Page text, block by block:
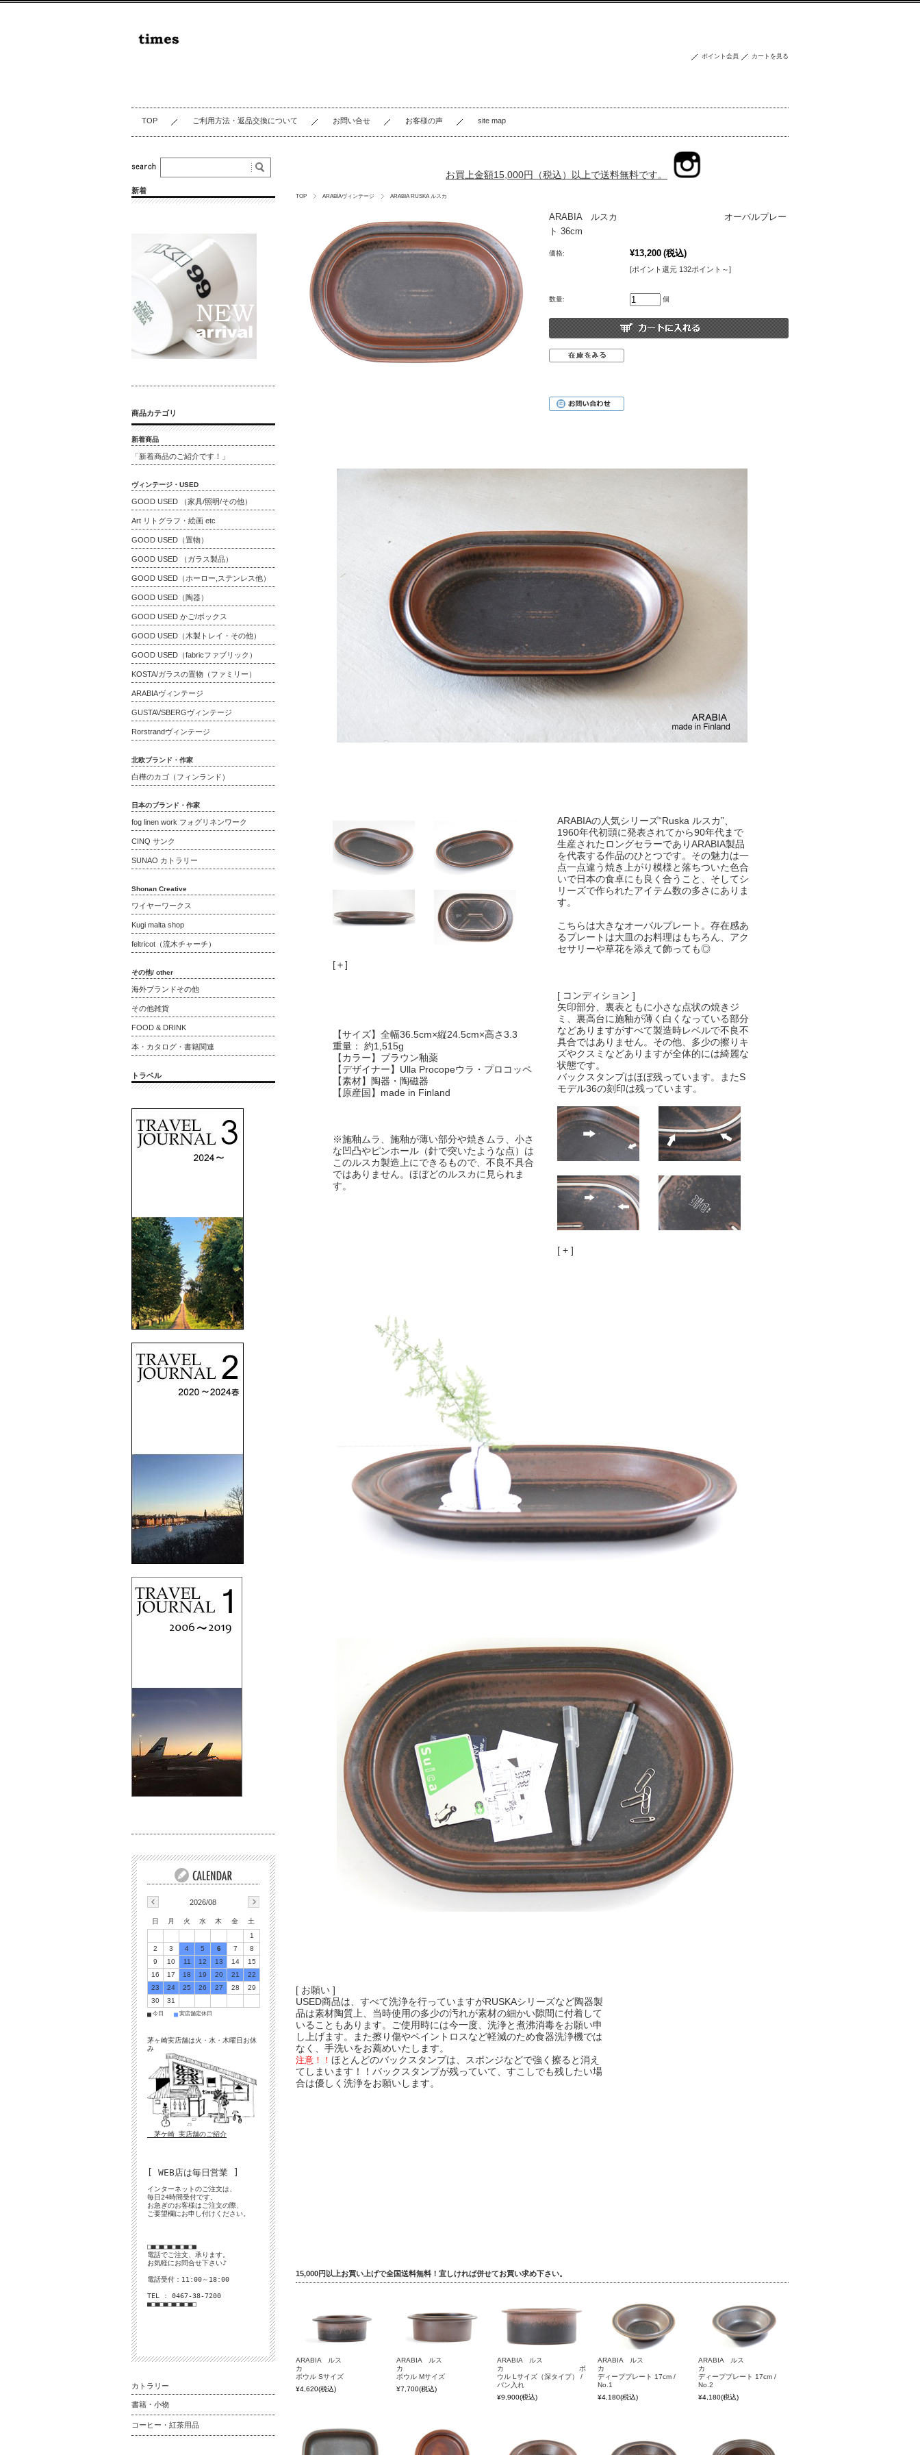
ポイント会員 カートを見る
TOP ご利用方法・返品交換について お問い合せ お客様の声 site map
お買上金額15,000円（税込）以上で送料無料です。
TOP ARABIAヴィンテージ ARABIA RUSKA ルスカ
ARABIA ルスカ オーバルプレー
ト 36cm
価格: ¥13,200 (税込)
[ポイント還元 132ポイント～]
数量: 個
[＋]
【サイズ】全幅36.5cm×縦24.5cm×高さ3.3
重量： 約1,515g
【カラー】ブラウン釉薬
【デザイナー】Ulla Procopeウラ・プロコッペ
【素材】陶器・陶磁器
【原産国】made in Finland
※施釉ムラ、施釉が薄い部分や焼きムラ、小さ
な凹凸やピンホール（針で突いたような点）は
このルスカ製造上にできるもので、不良不具合
ではありません。ほぼどのルスカに見られま
す。
ARABIAの人気シリーズ“Ruska ルスカ”、
1960年代初頭に発表されてから90年代まで
生産されたロングセラーでありARABIA製品
を代表する作品のひとつです。その魅力は一
点一点違う焼き上がり模様と落ちついた色合
いで日本の食卓にも良く合うこと、そしてシ
リーズで作られたアイテム数の多さにありま
す。
こちらは大きなオーバルプレート。存在感あ
るプレートは大皿のお料理はもちろん、アク
セサリーや草花を添えて飾っても◎
[ コンディション ]
矢印部分、裏表ともに小さな点状の焼きジ
ミ、裏高台に施釉が薄く白くなっている部分
などありますがすべて製造時レベルで不良不
具合ではありません。その他、多少の擦りキ
ズやクスミなどありますが全体的には綺麗な
状態です。
バックスタンプはほぼ残っています。またS
モデル36の刻印は残っています。
[ + ]
[ お願い ]
USED商品は、すべて洗浄を行っていますがRUSKAシリーズなど陶器製
品は素材陶質上、当時使用の多少の汚れが素材の細かい隙間に付着して
いることもあります。ご使用時には今一度、洗浄と煮沸消毒をお願い申
し上げます。また擦り傷やペイントロスなど軽減のため食器洗浄機では
なく、手洗いをお薦めいたします。
注意！！ ほとんどのバックスタンプは、スポンジなどで強く擦ると消え
てしまいます！！バックスタンプが残っていて、すこしでも残したい場
合は優しく洗浄をお願いします。
15,000円以上お買い上げで全国送料無料！宜しければ併せてお買い求め下さい。
ARABIA ルス
カ
ボウル Sサイズ
¥4,620(税込)
ARABIA ルス
カ
ボウル Mサイズ
¥7,700(税込)
ARABIA ルス
カ ボ
ウル Lサイズ（深タイプ） /
パン入れ
¥9,900(税込)
ARABIA ルス
カ
ディーププレート 17cm /
No.1
¥4,180(税込)
ARABIA ルス
カ
ディーププレート 17cm /
No.2
¥4,180(税込)
新着
商品カテゴリ
新着商品
「新着商品のご紹介です！」
ヴィンテージ・USED
GOOD USED （家具/照明/その他）
Art リトグラフ・絵画 etc
GOOD USED（置物）
GOOD USED （ガラス製品）
GOOD USED（ホーロー,ステンレス他）
GOOD USED（陶器）
GOOD USED かご/ボックス
GOOD USED（木製トレイ・その他）
GOOD USED（fabricファブリック）
KOSTA/ガラスの置物（ファミリー）
ARABIAヴィンテージ
GUSTAVSBERGヴィンテージ
Rorstrandヴィンテージ
北欧ブランド・作家
白樺のカゴ（フィンランド）
日本のブランド・作家
fog linen work フォグリネンワーク
CINQ サンク
SUNAO カトラリー
Shonan Creative
ワイヤーワークス
Kugi malta shop
feltricot（流木チャーチ）
その他/ other
海外ブランドその他
その他雑貨
FOOD & DRINK
本・カタログ・書籍関連
トラベル
2026/08
日 月 火 水 木 金
土
1
2
3 4 5 6 7
8
9
10 11 12 13 14
15
16
17 18 19 20 21
22
23
24 25 26 27 28
29
30
31
■ 今日 ■ 実店舗定休日
茅ヶ崎実店舗は火・水・木曜日お休
み
茅ケ崎 実店舗のご紹介
[ WEB店は毎日営業 ]
インターネットのご注文は、
毎日24時間受付です。
お急ぎのお客様はご注文の際、
ご要望欄にお申し付けください。
□■□■□■□■□■□■
電話でご注文、承ります。
お気軽にお問合せ下さい♪
電話受付：11:00～18:00
TEL : 0467-38-7200
■□■□■□■□■□■□
カトラリー
書籍・小物
コーヒー・紅茶用品